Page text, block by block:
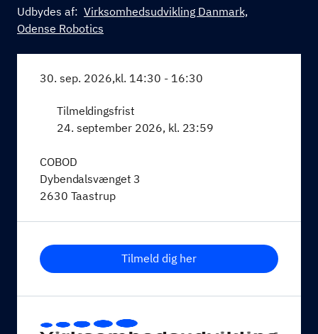
Udbydes af: Virksomhedsudvikling Danmark,
Odense Robotics
30. sep. 2026,kl. 14:30 - 16:30
Tilmeldingsfrist
24. september 2026, kl. 23:59
COBOD
Dybendalsvænget 3
2630 Taastrup
Tilmeld dig her